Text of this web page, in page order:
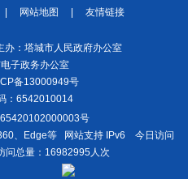
网站地图 友情链接
：塔城市人民政府办公室
子政务办公室
备13000949号
：6542010014
65420102000003号
、Edge等 网站支持 IPv6
今日访问
问总量：16982995人次